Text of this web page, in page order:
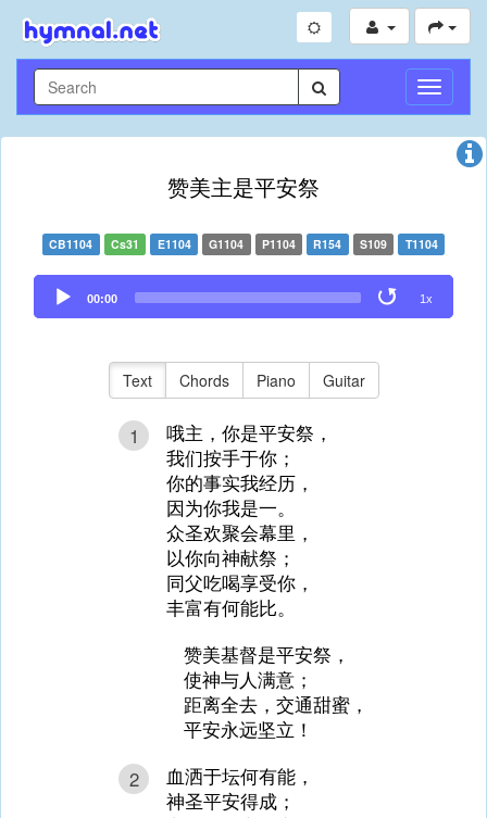
Toggle
赞美主是平安祭
CB1104 Cs31 E1104 G1104 P1104 R154 S109 T1104
Audio
Player
00:00 1x
Text Chords Piano Guitar
1
哦主，你是平安祭，
我们按手于你；
你的事实我经历，
因为你我是一。
众圣欢聚会幕里，
以你向神献祭；
同父吃喝享受你，
丰富有何能比。
赞美基督是平安祭，
使神与人满意；
距离全去，交通甜蜜，
平安永远坚立！
2
血洒于坛何有能，
神圣平安得成；